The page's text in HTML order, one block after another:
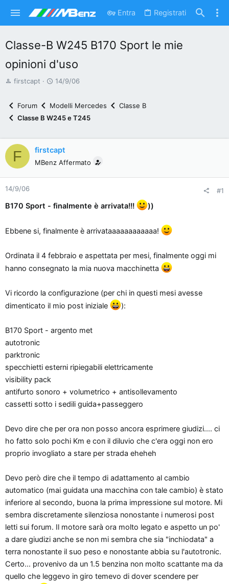
Entra Registrati
Classe-B W245 B170 Sport le mie
opinioni d'uso
A
s
u
s
e
firstcapt
D
t
a
i
o
14/9/06
Forum Modelli Mercedes
Classe B
Classe B W245 e T245
F firstcapt
MBenz Affermato
14/9/06 #1
B170 Sport - finalmente è arrivata!!! ))
Ebbene si, finalmente è arrivataaaaaaaaaaaa!
Ordinata il 4 febbraio e aspettata per mesi, finalmente oggi mi
hanno consegnato la mia nuova macchinetta
Vi ricordo la configurazione (per chi in questi mesi avesse
dimenticato il mio post iniziale
):
B170 Sport - argento met
autotronic
parktronic
specchietti esterni ripiegabili elettricamente
visibility pack
antifurto sonoro + volumetrico + antisollevamento
cassetti sotto i sedili guida+passeggero
Devo dire che per ora non posso ancora esprimere giudizi.... ci
ho fatto solo pochi Km e con il diluvio che c'era oggi non ero
proprio invogliato a stare per strada eheheh
Devo però dire che il tempo di adattamento al cambio
automatico (mai guidata una macchina con tale cambio) è stato
inferiore al secondo, buona la prima impressione sul motore. Mi
sembra discretamente silenziosa nonostante i numerosi post
letti sui forum. Il motore sarà ora molto legato e aspetto un po'
a dare giudizi anche se non mi sembra che sia "inchiodata" a
terra nonostante il suo peso e nonostante abbia su l'autotronic.
Certo... provenivo da un 1.5 benzina non molto scattante ma da
quello che leggevo in giro temevo di dover scendere per